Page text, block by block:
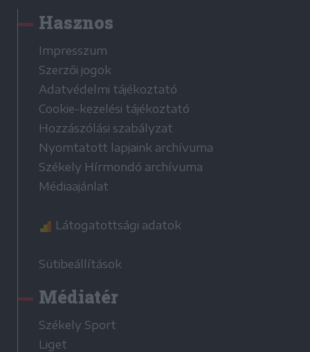
Hasznos
Impresszum
Szerzői jogok
Adatvédelmi tájékoztató
Cookie-kezelési tájékoztató
Hozzászólási szabályzat
Nyomtatott lapjaink archívuma
Székely Hírmondó archívuma
Médiaajánlat
Látogatottsági adatok
Sütibeállítások
Médiatér
Székely Sport
Liget